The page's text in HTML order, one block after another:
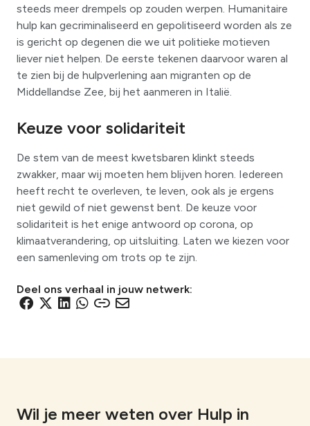
steeds meer drempels op zouden werpen. Humanitaire
hulp kan gecriminaliseerd en gepolitiseerd worden als ze
is gericht op degenen die we uit politieke motieven
liever niet helpen. De eerste tekenen daarvoor waren al
te zien bij de hulpverlening aan migranten op de
Middellandse Zee, bij het aanmeren in Italië.
Keuze voor solidariteit
De stem van de meest kwetsbaren klinkt steeds
zwakker, maar wij moeten hem blijven horen. Iedereen
heeft recht te overleven, te leven, ook als je ergens
niet gewild of niet gewenst bent. De keuze voor
solidariteit is het enige antwoord op corona, op
klimaatverandering, op uitsluiting. Laten we kiezen voor
een samenleving om trots op te zijn.
Deel ons verhaal in jouw netwerk:
D
a
D
a
D
a
D
a
D
a
a
Wil je meer weten over Hulp in